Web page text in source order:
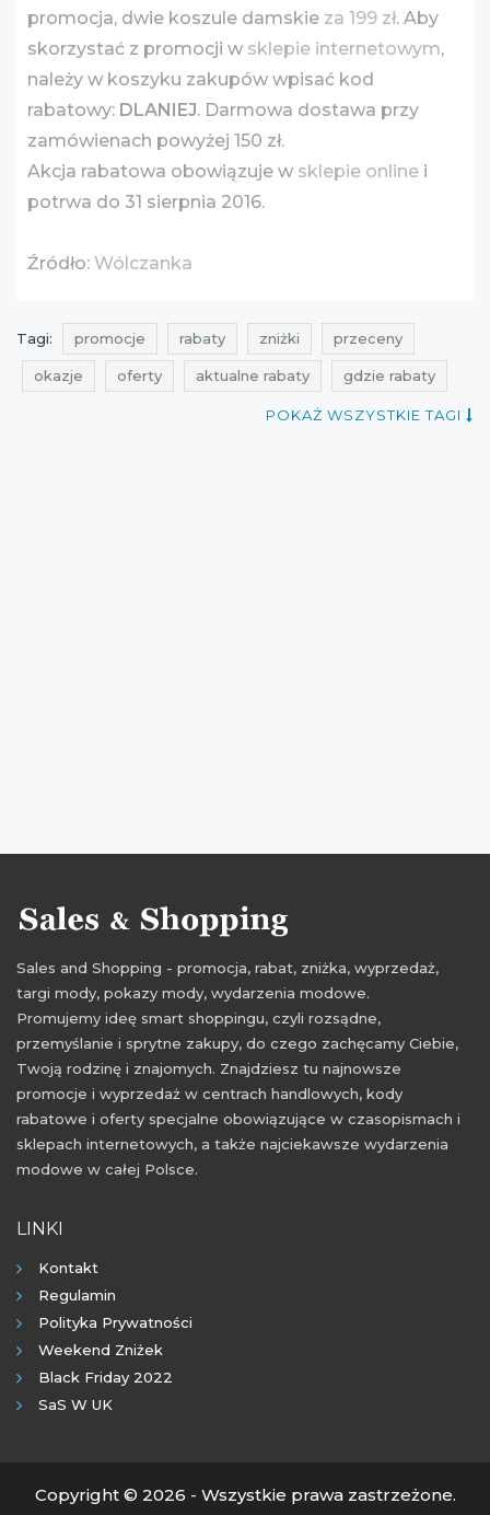
promocja, dwie koszule damskie za 199 zł. Aby
skorzystać z promocji w sklepie internetowym,
należy w koszyku zakupów wpisać kod
rabatowy: DLANIEJ. Darmowa dostawa przy
zamówienach powyżej 150 zł.
Akcja rabatowa obowiązuje w sklepie online i
potrwa do 31 sierpnia 2016.
Źródło: Wólczanka
Tagi: promocje rabaty zniżki przeceny
okazje oferty aktualne rabaty gdzie rabaty
rabaty wólczanka
POKAŻ WSZYSTKIE TAGI
Sales and Shopping - promocja, rabat, zniżka, wyprzedaż,
targi mody, pokazy mody, wydarzenia modowe.
Promujemy ideę smart shoppingu, czyli rozsądne,
przemyślanie i sprytne zakupy, do czego zachęcamy Ciebie,
Twoją rodzinę i znajomych. Znajdziesz tu najnowsze
promocje i wyprzedaż w centrach handlowych, kody
rabatowe i oferty specjalne obowiązujące w czasopismach i
sklepach internetowych, a także najciekawsze wydarzenia
modowe w całej Polsce.
LINKI
Kontakt
Regulamin
Polityka Prywatności
Weekend Zniżek
Black Friday 2022
SaS W UK
Copyright © 2026 - Wszystkie prawa zastrzeżone.